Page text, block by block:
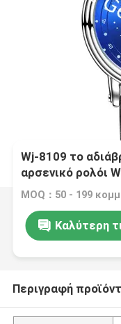
Wj-8109 το
αρσενικό ρολόι
μπορεί να δεχτεί
Καλύτερη
Περιγραφή